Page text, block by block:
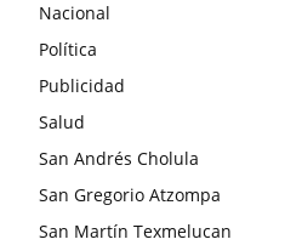
Nacional
Política
Publicidad
Salud
San Andrés Cholula
San Gregorio Atzompa
San Martín Texmelucan